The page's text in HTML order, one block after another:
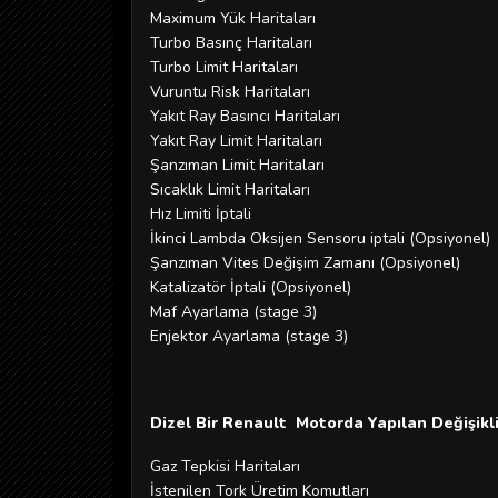
Maximum Yük Haritaları
Turbo Basınç Haritaları
Turbo Limit Haritaları
Vuruntu Risk Haritaları
Yakıt Ray Basıncı Haritaları
Yakıt Ray Limit Haritaları
Şanzıman Limit Haritaları
Sıcaklık Limit Haritaları
Hız Limiti İptali
İkinci Lambda Oksijen Sensoru iptali (Opsiyonel)
Şanzıman Vites Değişim Zamanı (Opsiyonel)
Katalizatör İptali (Opsiyonel)
Maf Ayarlama (stage 3)
Enjektor Ayarlama (stage 3)
Dizel Bir Renault Motorda Yapılan
Gaz Tepkisi Haritaları
İstenilen Tork Üretim Komutları